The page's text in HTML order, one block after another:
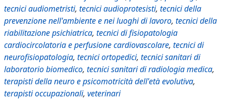
tecnici audiometristi, tecnici audioprotesisti, tecnici della
prevenzione nell'ambiente e nei luoghi di lavoro, tecnici della
riabilitazione psichiatrica, tecnici di fisiopatologia
cardiocircolatoria e perfusione cardiovascolare, tecnici di
neurofisiopatologia, tecnici ortopedici, tecnici sanitari di
laboratorio biomedico, tecnici sanitari di radiologia medica,
terapisti della neuro e psicomotricità dell'età evolutiva,
terapisti occupazionali, veterinari